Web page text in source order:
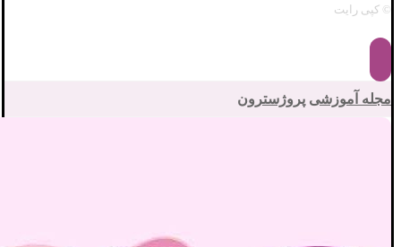
© کپی رایت
مجله آموزشی پروژسترون